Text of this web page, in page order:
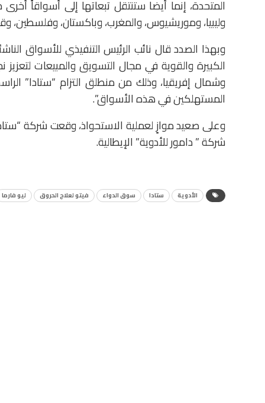
المتحدة، إنما أيضا ستنتقل تبعاتها إلى أسواقاً أخرى
وليبيا، وموريشيوس، والمغرب، وباكستان، وفلسطين،
وبهذا الصدد قال نائب الرئيس التنفيذي للأسواق
الكبيرة والقوية في مجال التسويق والمبيعات
وشمال إفريقيا، وذلك من منطلق التزام “ستادا”
المستهلكين في هذه الأسواق”.
وعلى صعيد موازٍ لعملية الاستحواذ، وقعت شركة
شركة ” دامور للأدوية” الإيطالية.
الأدوية ستادا سوق الدواء فيتو لعلاج الحروق ليو فارما